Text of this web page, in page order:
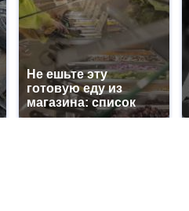
Не ешьте эту
готовую еду из
магазина: список